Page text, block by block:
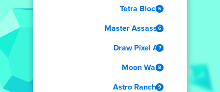
Tetra Blocks
Master Assassin
Draw Pixel Art
Moon Waltz
Astro Rancher